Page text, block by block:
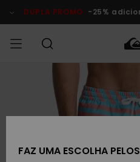
do
DUPLA PROMO -25%
MENINO
MULHER
Homem
Neve
Homem
Artigos
Homem
Criança
FAZ UMA ESCOLHA